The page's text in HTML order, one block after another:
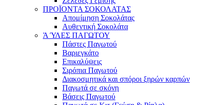
ΠΡΟΪΟΝΤΑ ΣΟΚΟΛΑΤΑΣ
Απομίμηση Σοκολάτας
Αυθεντική Σοκολάτα
Ά ΎΛΕΣ ΠΑΓΩΤΟΥ
Πάστες Παγωτού
Βαριεγκάτο
Επικαλύψεις
Σιρόπια Παγωτού
Διακοσμητικά και σπόροι ξηρών καρπών
Παγωτά σε σκόνη
Βάσεις Παγωτού